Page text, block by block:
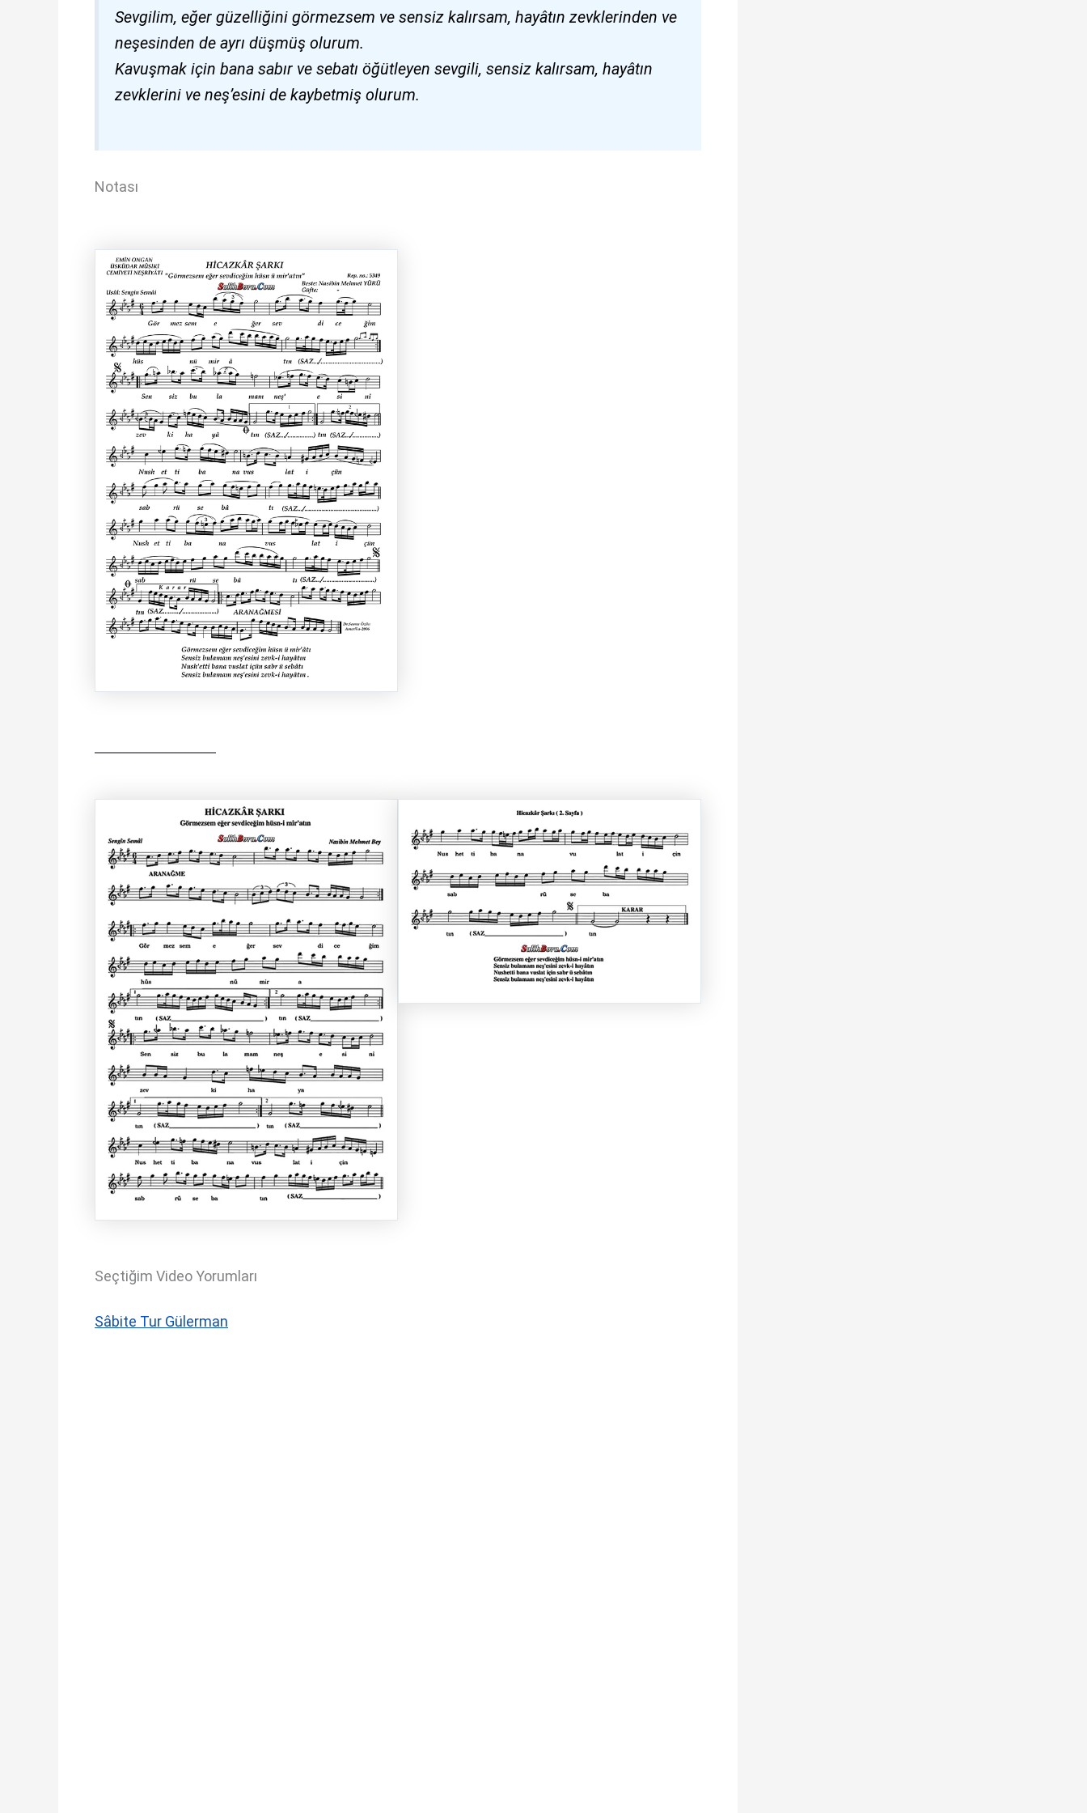
Sevgilim, eğer güzelliğini görmezsem ve sensiz kalırsam, hayâtın zevklerinden ve
neşesinden de ayrı düşmüş olurum.
Kavuşmak için bana sabır ve sebatı öğütleyen sevgili, sensiz kalırsam, hayâtın
zevklerini ve neş’esini de kaybetmiş olurum.
Notası
Seçtiğim Video Yorumları
Sâbite Tur Gülerman